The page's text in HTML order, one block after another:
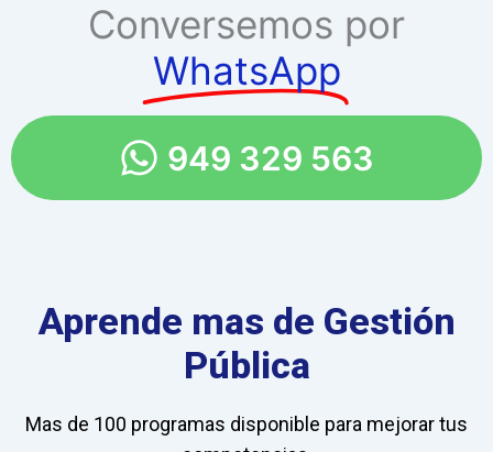
Conversemos por
WhatsApp
949 329 563
Aprende mas de Gestión
Pública
Mas de 100 programas disponible para mejorar tus